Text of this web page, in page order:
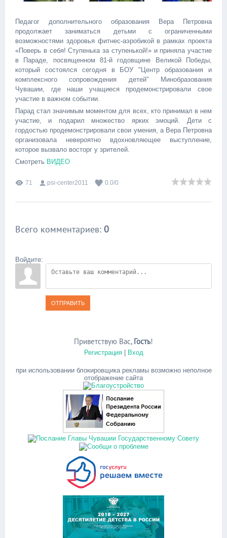
Педагог дополнительного образования Вера Петровна
продолжает заниматься детьми с ограниченными
возможностями здоровья фитнес-аэробикой в рамках проекта
«Поверь в себя! Ступенька за ступенькой!» и приняла участие
в Параде, посвященном 81-й годовщине Великой Победы,
который состоялся сегодня в БОУ "Центр образования и
комплексного сопровождения детей" Минобразования
Чувашии, где наши учащиеся продемонстрировали свое
участие в важном событии.
Парад стал значимым моментом для всех, кто принимал в нем
участие, и подарил множество ярких эмоций. Дети с
гордостью продемонстрировали свои умения, а Вера Петровна
организовала невероятно вдохновляющее выступление,
которое вызвало восторг у зрителей.
Смотреть ВИДЕО
71 psi-center2011 0.0/0
Всего комментариев: 0
Войдите:
ОТПРАВИТЬ
Приветствую Вас, Гость!
Регистрация| Вход
при использовании блокировщика рекламы возможно неполное
отображение сайта